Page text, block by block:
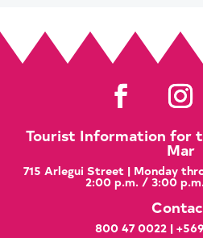
Tourist Information for
Mar
715 Arlegui Street | Monday
2:00 p.m. / 3:00
800 47 0022 |